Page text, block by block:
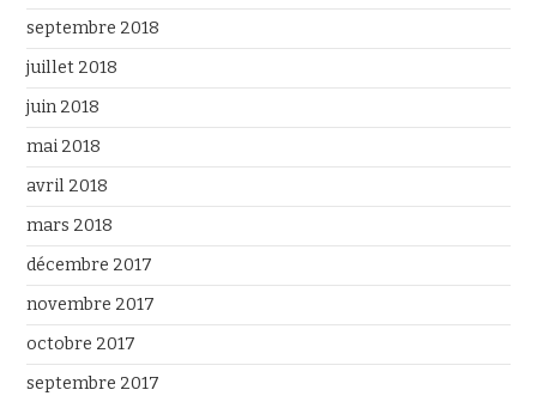
septembre 2018
juillet 2018
juin 2018
mai 2018
avril 2018
mars 2018
décembre 2017
novembre 2017
octobre 2017
septembre 2017